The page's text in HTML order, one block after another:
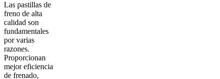
Las pastillas de
freno de alta
calidad son
fundamentales
por varias
razones.
Proporcionan
mejor eficiencia
de frenado,